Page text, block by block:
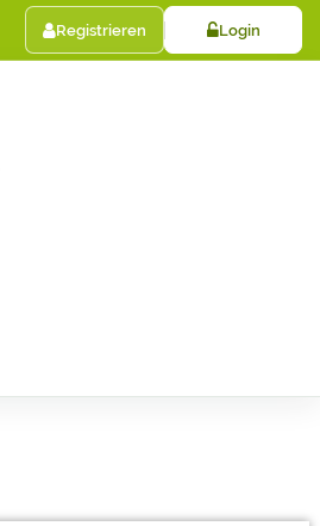
Registrieren Login